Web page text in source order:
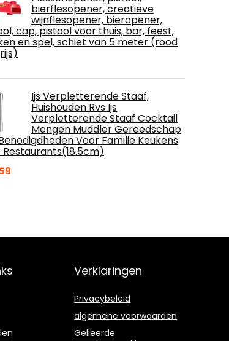
bierflesopener, creatieve
wijnflesopener, bieropener,
cap, pistool voor thuis, bar, feest,
en spel, schiet van 5 meter (rood
Ijs Verpletterende Staaf,
Huishouden Rvs Ijs
Verpletterende Staaf Cocktail
Mengen Muddler Gereedschap
Voor Familie Keukens
Restaurants(18.5cm)
Verklaringen
Privacybeleid
algemene voorwaarden
Gelieerde